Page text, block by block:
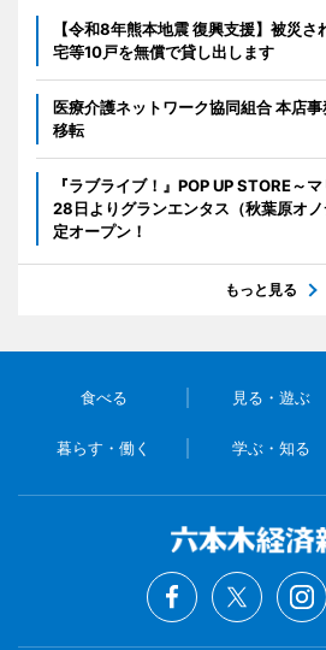
【令和8年熊本地震 復興支援】被災
宅等10戸を無償で貸し出します
医療介護ネットワーク協同組合 本店
移転
『ラブライブ！』POP UP STORE～
28日よりグランエンタス（秋葉原オ
定オープン！
もっと見る
食べる 見る・遊ぶ
暮らす・働く 学ぶ・知る